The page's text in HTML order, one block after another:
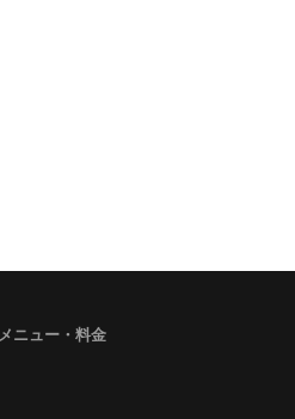
メニュー・料金